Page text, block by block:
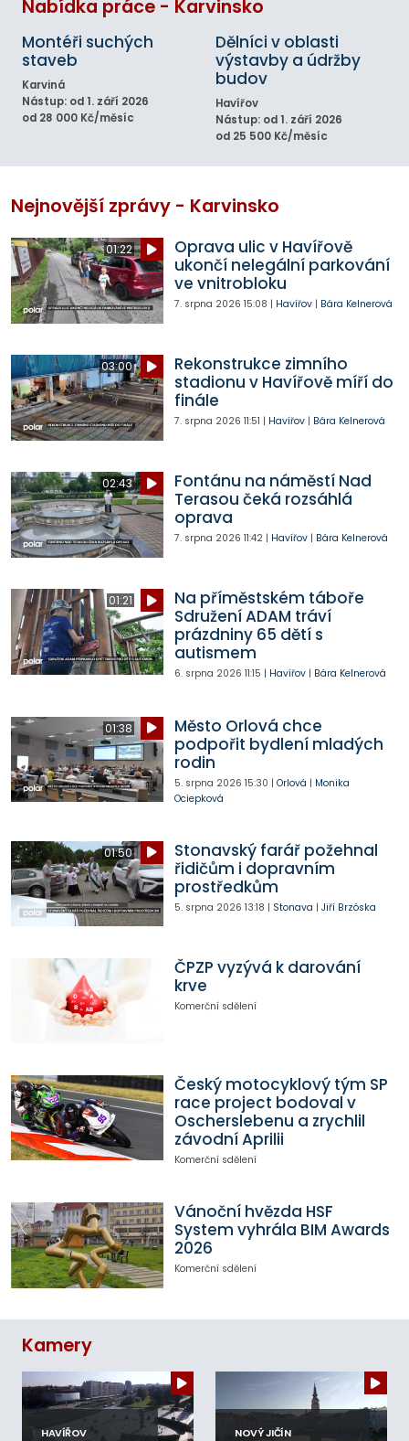
Nabídka práce - Karvinsko
Montéři suchých
staveb
Karviná
Nástup: od 1. září 2026
od 28 000 Kč/měsíc
Dělníci v oblasti
výstavby a údržby
budov
Havířov
Nástup: od 1. září 2026
od 25 500 Kč/měsíc
Nejnovější zprávy - Karvinsko
01:22
Oprava ulic v Havířově
ukončí nelegální parkování
ve vnitrobloku
7. srpna 2026 15:08 | Havířov| Bára Kelnerová
03:00
Rekonstrukce zimního
stadionu v Havířově míří do
finále
7. srpna 2026 11:51 | Havířov| Bára Kelnerová
02:43
Fontánu na náměstí Nad
Terasou čeká rozsáhlá
oprava
7. srpna 2026 11:42| Havířov| Bára Kelnerová
01:21
Na příměstském táboře
Sdružení ADAM tráví
prázdniny 65 dětí s
autismem
6. srpna 2026 11:15 | Havířov| Bára Kelnerová
01:38
Město Orlová chce
podpořit bydlení mladých
rodin
5. srpna 2026 15:30 | Orlová | Monika
Ociepková
01:50
Stonavský farář požehnal
řidičům i dopravním
prostředkům
5. srpna 2026 13:18 | Stonava | Jiří Brzóska
ČPZP vyzývá k darování
krve
Komerční sdělení
Český motocyklový tým SP
race project bodoval v
Oscherslebenu a zrychlil
závodní Aprilii
Komerční sdělení
Vánoční hvězda HSF
System vyhrála BIM Awards
2026
Komerční sdělení
Kamery
HAVÍŘOV NOVÝ JIČÍN